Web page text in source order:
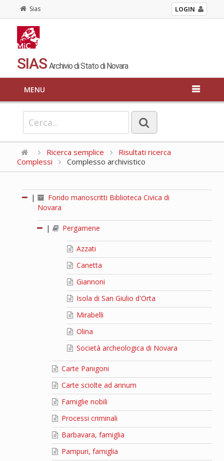
Sias LOGIN
SIAS Archivio di Stato di Novara
MENU
Ricerca semplice
Risultati ricerca
Complessi
Complesso archivistico
|
Fondo manoscritti Biblioteca Civica di
Novara
| Pergamene
Azzati
Canetta
Giannoni
Isola di San Giulio d'Orta
Mirabelli
Olina
Società archeologica di Novara
Carte Panigoni
Carte sciolte ad annum
Famiglie nobili
Processi criminali
Barbavara, famiglia
Pampuri, famiglia